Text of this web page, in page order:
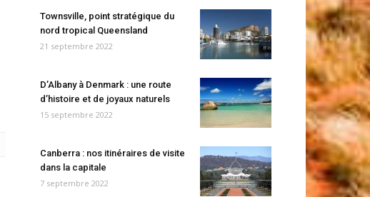
Townsville, point stratégique du
nord tropical Queensland
21 septembre 2022
D’Albany à Denmark : une route
d’histoire et de joyaux naturels
15 septembre 2022
Canberra : nos itinéraires de visite
dans la capitale
7 septembre 2022